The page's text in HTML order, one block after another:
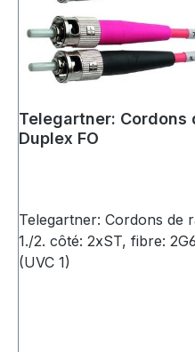
Telegartner: Cordons
Duplex FO
Telegartner: Cordons de
1./2. côté: 2xST, fibre:
(UVC 1)